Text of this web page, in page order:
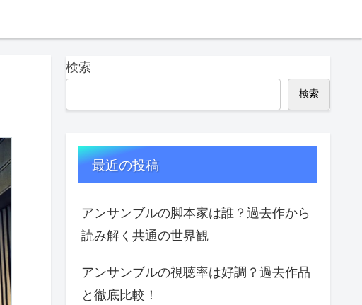
検索
検索
最近の投稿
アンサンブルの脚本家は誰？過去作から
読み解く共通の世界観
アンサンブルの視聴率は好調？過去作品
と徹底比較！